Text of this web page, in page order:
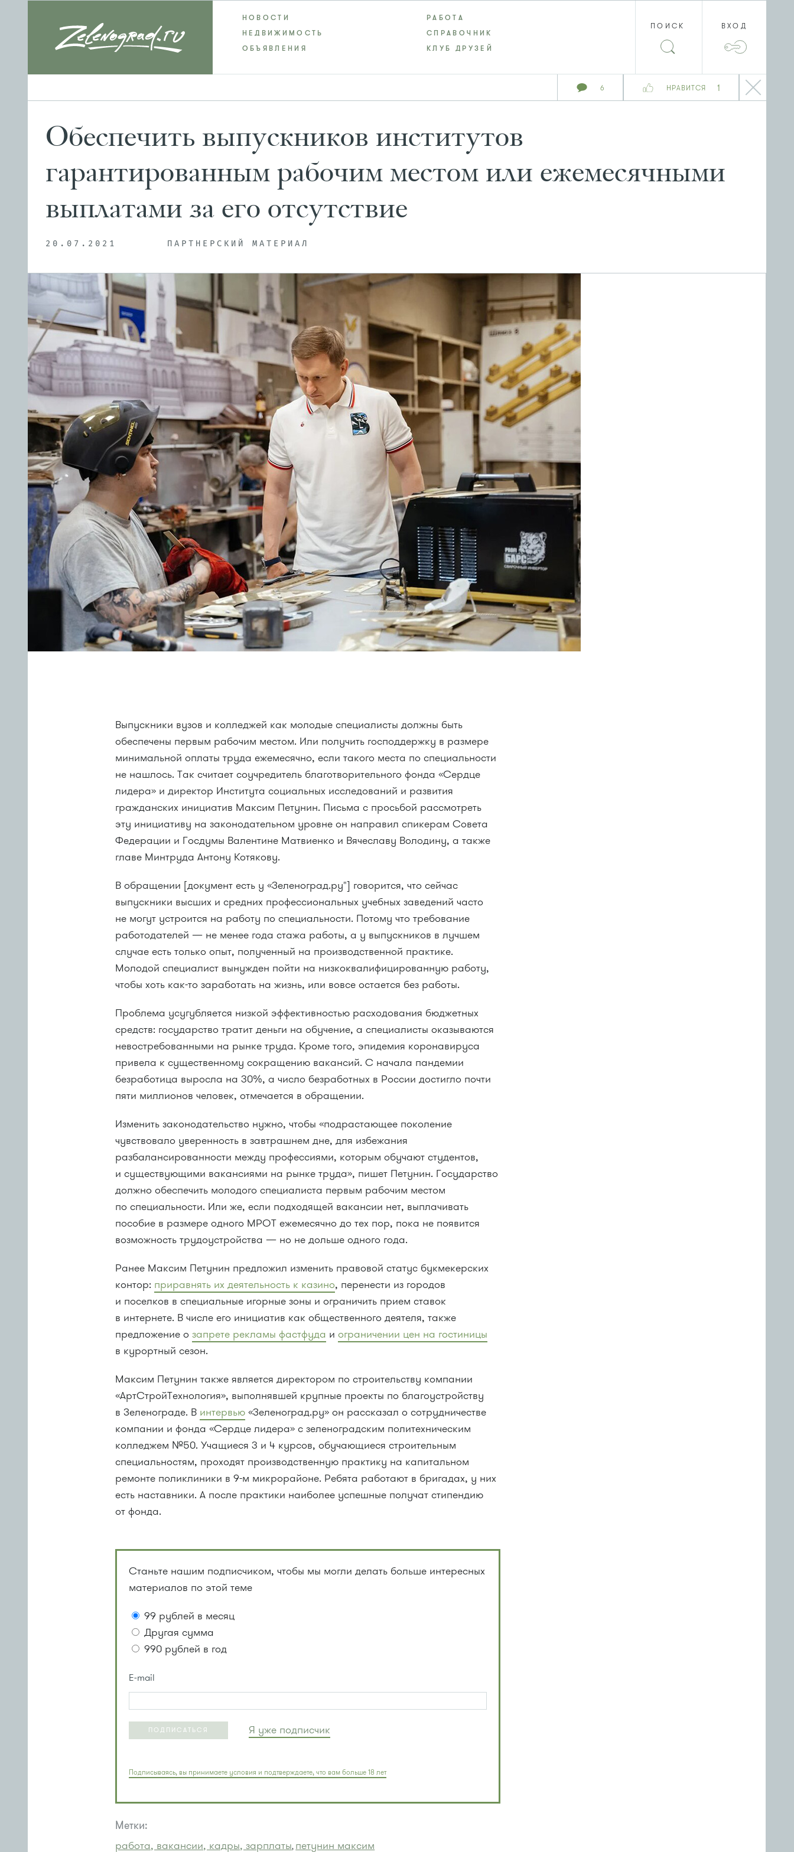
6 НРАВИТСЯ 1
НОВОСТИ
РАБОТА
НЕДВИЖИМОСТЬ
СПРАВОЧНИК
ОБЪЯВЛЕНИЯ
КЛУБ ДРУЗЕЙ
ПОИСК ВХОД
Обеспечить выпускников институтов
гарантированным рабочим местом или ежемесячными
выплатами за его отсутствие
20.07.2021 ПАРТНЕРСКИЙ МАТЕРИАЛ
Выпускники вузов и колледжей как молодые специалисты должны быть
обеспечены первым рабочим местом. Или получить господдержку в размере
минимальной оплаты труда ежемесячно, если такого места по специальности
не нашлось. Так считает соучредитель благотворительного фонда «Сердце
лидера» и директор Института социальных исследований и развития
гражданских инициатив Максим Петунин. Письма с просьбой рассмотреть
эту инициативу на законодательном уровне он направил спикерам Совета
Федерации и Госдумы Валентине Матвиенко и Вячеславу Володину, а также
главе Минтруда Антону Котякову.
В обращении [документ есть у «Зеленоград.ру"] говорится, что сейчас
выпускники высших и средних профессиональных учебных заведений часто
не могут устроится на работу по специальности. Потому что требование
работодателей — не менее года стажа работы, а у выпускников в лучшем
случае есть только опыт, полученный на производственной практике.
Молодой специалист вынужден пойти на низкоквалифицированную работу,
чтобы хоть как-то заработать на жизнь, или вовсе остается без работы.
Проблема усугубляется низкой эффективностью расходования бюджетных
средств: государство тратит деньги на обучение, а специалисты оказываются
невостребованными на рынке труда. Кроме того, эпидемия коронавируса
привела к существенному сокращению вакансий. С начала пандемии
безработица выросла на 30%, а число безработных в России достигло почти
пяти миллионов человек, отмечается в обращении.
Изменить законодательство нужно, чтобы «подрастающее поколение
чувствовало уверенность в завтрашнем дне, для избежания
разбалансированности между профессиями, которым обучают студентов,
и существующими вакансиями на рынке труда», пишет Петунин. Государство
должно обеспечить молодого специалиста первым рабочим местом
по специальности. Или же, если подходящей вакансии нет, выплачивать
пособие в размере одного МРОТ ежемесячно до тех пор, пока не появится
возможность трудоустройства — но не дольше одного года.
Ранее Максим Петунин предложил изменить правовой статус букмекерских
контор: приравнять их деятельность к казино, перенести из городов
и поселков в специальные игорные зоны и ограничить прием ставок
в интернете. В числе его инициатив как общественного деятеля, также
предложение озапрете рекламы фастфуда иограничении цен на гостиницы
в курортный сезон.
Максим Петунин также является директором по строительству компании
«АртСтройТехнология», выполнявшей крупные проекты по благоустройству
в Зеленограде. В интервью «Зеленоград.ру» он рассказал о сотрудничестве
компании и фонда «Сердце лидера» с зеленоградским политехническим
колледжем №50. Учащиеся 3 и 4 курсов, обучающиеся строительным
специальностям, проходят производственную практику на капитальном
ремонте поликлиники в 9-м микрорайоне. Ребята работают в бригадах, у них
есть наставники. А после практики наиболее успешные получат стипендию
от фонда.
Станьте нашим подписчиком, чтобы мы могли делать больше интересных
материалов по этой теме
99 рублей в месяц
Другая сумма
990 рублей в год
E-mail
ПОДПИСАТЬСЯ Я уже подписчик
Подписываясь, вы принимаете условия и подтверждаете, что вам больше 18 лет
Метки:
работа, вакансии, кадры, зарплаты, петунин максим